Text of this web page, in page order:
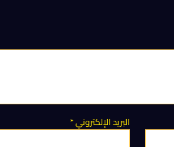
البريد الإلكتروني*